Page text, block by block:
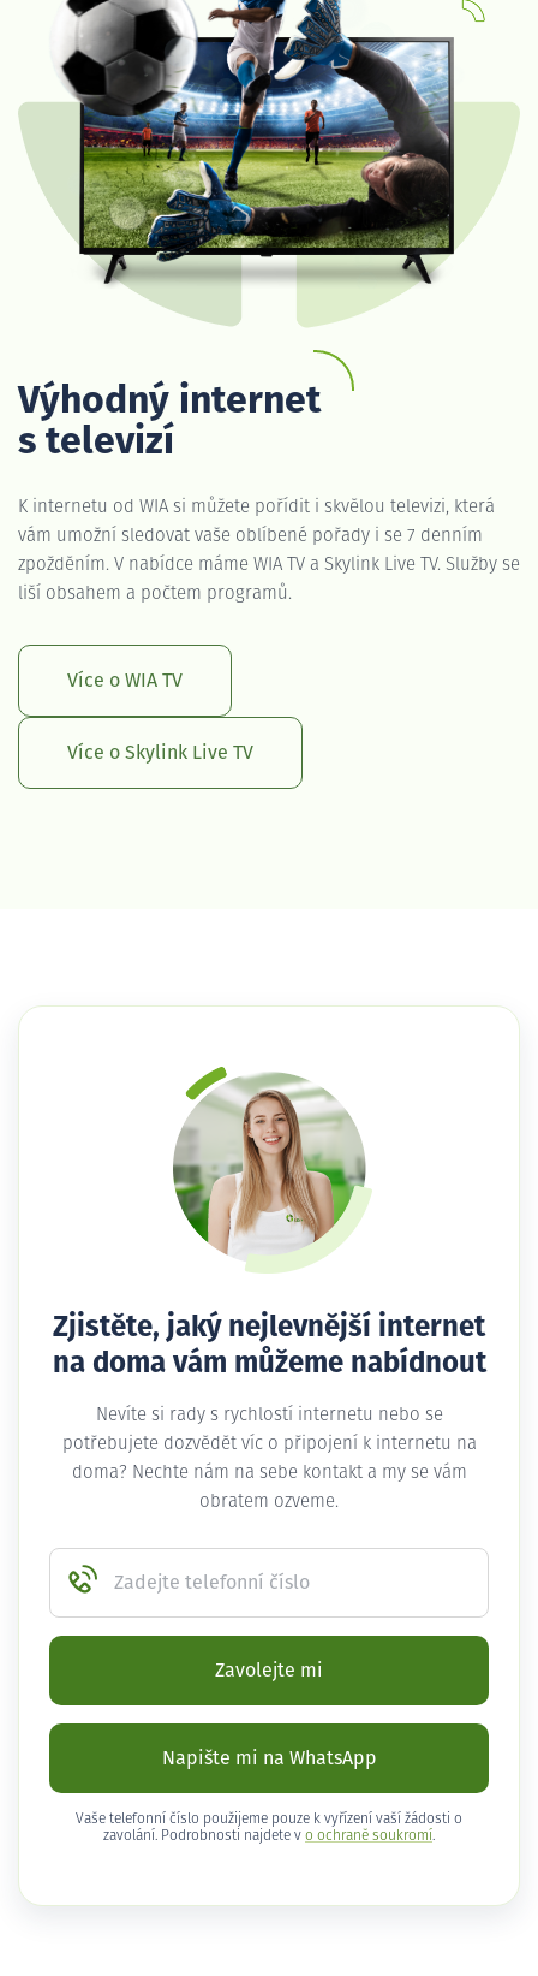
Výhodný internet
s televizí
K internetu od WIA si můžete pořídit i skvělou televizi, která
vám umožní sledovat vaše oblíbené pořady i se 7 denním
zpožděním. V nabídce máme WIA TV a Skylink Live TV. Služby se
liší obsahem a počtem programů.
Více o WIA TV
Více o Skylink Live TV
Zjistěte, jaký nejlevnější internet
na doma vám můžeme nabídnout
Nevíte si rady s rychlostí internetu nebo se
potřebujete dozvědět víc o připojení k internetu na
doma? Nechte nám na sebe kontakt a my se vám
obratem ozveme.
Zadejte telefonní číslo
Zavolejte mi
Napište mi na WhatsApp
Vaše telefonní číslo použijeme pouze k vyřízení vaší žádosti o
zavolání. Podrobnosti najdete v o ochraně soukromí .